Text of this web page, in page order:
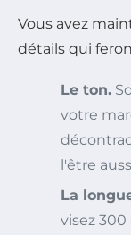
Vous avez
détails qui
Le ton.
votre
l'être
La
visez